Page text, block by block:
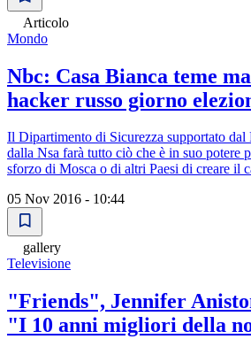
Articolo
Mondo
Nbc: Casa Bianca teme
hacker russo giorno
Il Dipartimento di Sicurezza supportato dal
dalla Nsa farà tutto ciò che è in suo potere
sforzo di Mosca o di altri Paesi di creare il
05 Nov 2016 - 10:44
gallery
Televisione
"Friends", Jennifer
"I 10 anni migliori della